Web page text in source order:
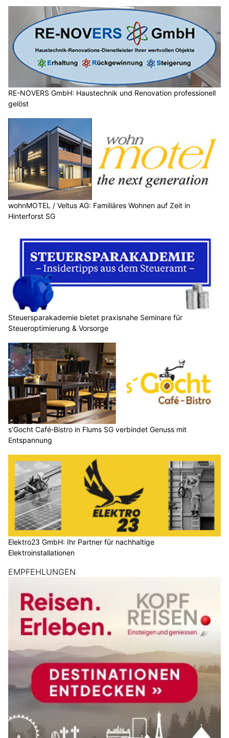
RE-NOVERS GmbH: Haustechnik und Renovation professionell
gelöst
wohnMOTEL / Veltus AG: Familiäres Wohnen auf Zeit in
Hinterforst SG
Steuersparakademie bietet praxisnahe Seminare für
Steueroptimierung & Vorsorge
s’Gocht Café‑Bistro in Flums SG verbindet Genuss mit
Entspannung
Elektro23 GmbH: Ihr Partner für nachhaltige
Elektroinstallationen
EMPFEHLUNGEN